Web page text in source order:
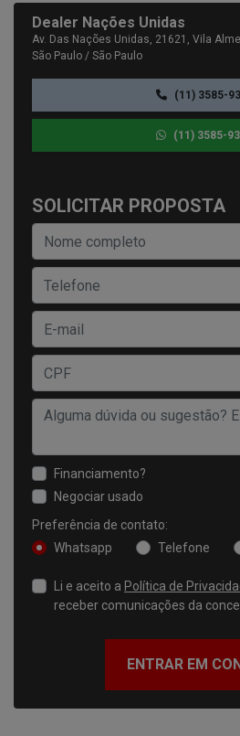
Dealer Nações Unidas
Av. Das Nações Unidas, 21621, Vila
São Paulo / São Paulo
(11) 3585-
(11) 3585-
SOLICITAR PROPOSTA
Financiamento?
Negociar usado
Preferência de contato:
Whatsapp
Telefone
Li e aceito a Política de
receber comunicações da
ENTRAR EM